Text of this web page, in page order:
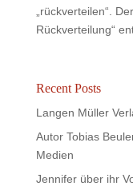
„rückverteilen“.
Rückverteilung“
Recent Posts
Langen Müller
Autor Tobias
Medien
Jennifer über ihr